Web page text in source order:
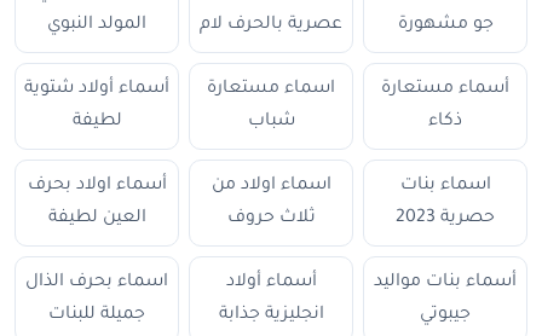
جو مشهورة
عصرية بالحرف لام
المولد النبوي
أسماء مستعارة
ذكاء
اسماء مستعارة
شباب
أسماء أولاد شتوية
لطيفة
اسماء بنات
حصرية 2023
اسماء اولاد من
ثلاث حروف
أسماء اولاد بحرف
العين لطيفة
أسماء بنات مواليد
جيبوتي
أسماء أولاد
انجليزية جذابة
اسماء بحرف الذال
جميلة للبنات